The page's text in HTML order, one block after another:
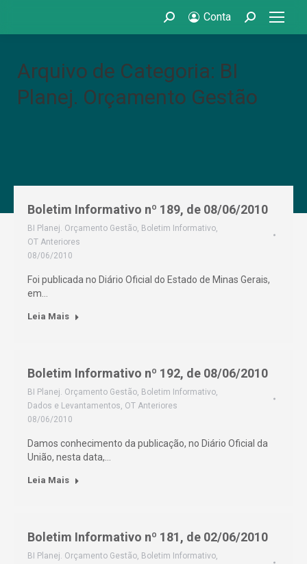
Search: Conta Search:
Arquivo de Categoria: BI
Planej. Orçamento Gestão
Boletim Informativo nº 189, de 08/06/2010
BI Planej. Orçamento Gestão, Boletim Informativo,
OT Anteriores
08/06/2010
Foi publicada no Diário Oficial do Estado de Minas Gerais,
em…
Leia Mais
Boletim Informativo nº 192, de 08/06/2010
BI Planej. Orçamento Gestão, Boletim Informativo,
Dados e Levantamentos, OT Anteriores
08/06/2010
Damos conhecimento da publicação, no Diário Oficial da
União, nesta data,…
Leia Mais
Boletim Informativo nº 181, de 02/06/2010
BI Planej. Orçamento Gestão, Boletim Informativo,